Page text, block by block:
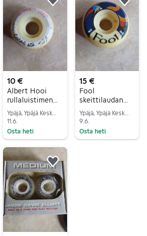
10 €
Albert Hooi
rullaluistimen
rengas
valkoinen
11.6.
Osta heti
Lisää suosikiksi.
15 €
Fool
skeittilaudan
rengas keltainen
Ypäjä, Ypäjä Keskus, Kanta-Häme
9.6.
Osta heti
Lisää suosikiksi.